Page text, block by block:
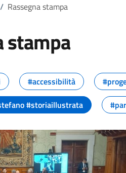
/ Rassegna stampa
stampa
della pagina
#accessibilità
#storiaillustrata